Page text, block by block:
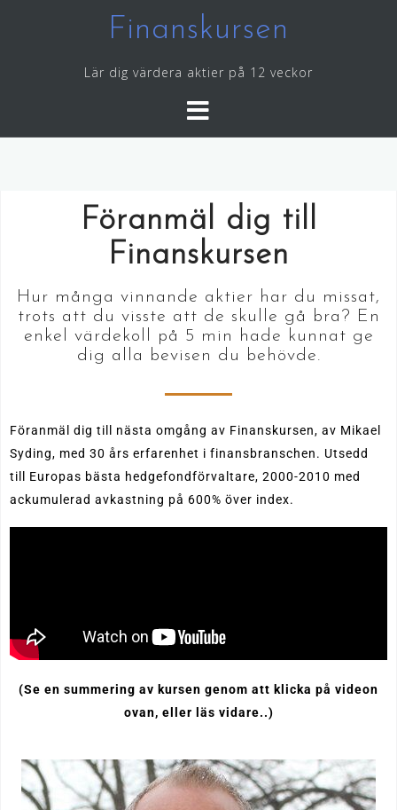
Finanskursen
Lär dig värdera aktier på 12 veckor
Föranmäl dig till
Finanskursen
Hur många vinnande aktier har du missat,
trots att du visste att de skulle gå bra? En
enkel värdekoll på 5 min hade kunnat ge
dig alla bevisen du behövde.
Föranmäl dig till nästa omgång av Finanskursen, av Mikael
Syding, med 30 års erfarenhet i finansbranschen. Utsedd
till Europas bästa hedgefondförvaltare, 2000-2010 med
ackumulerad avkastning på 600% över index.
(Se en summering av kursen genom att klicka på videon
ovan, eller läs vidare..)